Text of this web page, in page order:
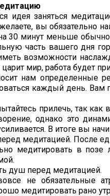
идея заняться
вы обязательно
30 минут меньше
часть вашего дня
возможности
мир, работа будет
нам определенные
каждый день. Вам
прилечь, так
однако это
В итоге вы
медитацией. После
медитировать в позе
душ перед медитацией.
не обязательные
медитировать рано